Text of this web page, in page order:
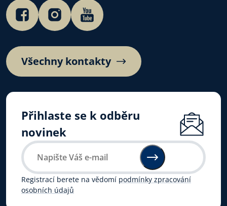
Všechny kontakty
Přihlaste se k odběru
novinek
Registrací berete na vědomí podmínky zpracování
osobních údajů